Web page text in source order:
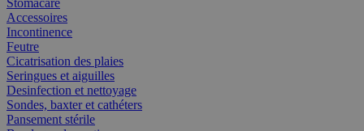
Stomacare
Accessoires
Incontinence
Feutre
Cicatrisation des plaies
Seringues et aiguilles
Desinfection et nettoyage
Sondes, baxter et cathéters
Pansement stérile